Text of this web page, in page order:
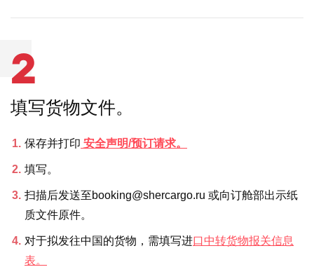
2
填写货物文件。
保存并打印 安全声明/预订请求。
填写。
扫描后发送至booking@shercargo.ru 或向订舱部出示纸
质文件原件。
对于拟发往中国的货物，需填写进口中转货物报关信息
表。